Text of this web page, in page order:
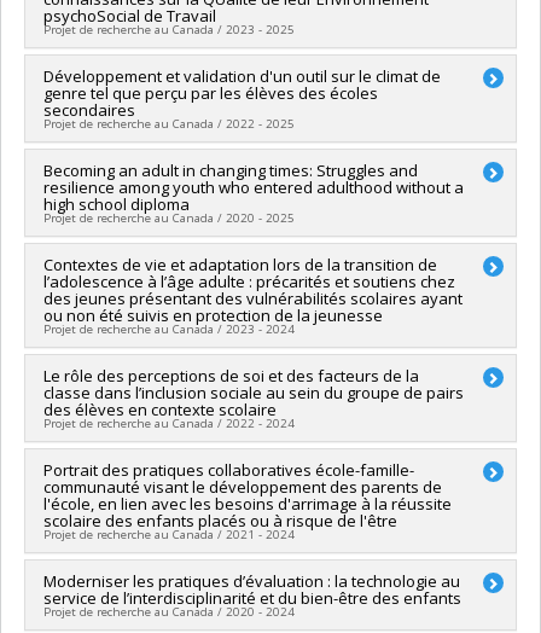
Jrène Rahm,Amélie Blanchet Garneau
Rosanne Blanchet
psychoSocial de Travail
Projet de recherche au Canada / 2023 - 2025
Lead researcher :Nancy Beauregard
Co-researchers :Isabelle Archambault,Katherine Frohlich
Véronique Dupéré,Sarah Fraser
Funding sources:CRSH/Conseil de recherches en sciences
humaines du Canada
Grant programs:PVXXXXXX-Subvention d'engagement
partenarial
Développement et validation d'un outil sur le climat de
genre tel que perçu par les élèves des écoles
secondaires
Projet de recherche au Canada / 2022 - 2025
Lead researcher :Isabelle Archambault
Co-researchers : Annie Pullen Sansfaçon
Funding sources:CRSH/Conseil de recherches en sciences
humaines du Canada
Grant programs: PV153480-Subventions de développement
Savoir
Becoming an adult in changing times: Struggles and
resilience among youth who entered adulthood without a
high school diploma
Projet de recherche au Canada / 2020 - 2025
Lead researcher :Véronique Dupéré
Co-researchers :Michel Janosz,Alain Marchand,Éric
Lacourse,Isabelle Archambault,Katherine Frohlich ,Nancy
Beauregard,Éric Dion, Anne-Sophie Denault
Funding sources:CRSH/Conseil de recherches en sciences
humaines du Canada
Grant programs:PVXXXXXX-Subvention Savoir
Contextes de vie et adaptation lors de la transition de
l’adolescence à l’âge adulte : précarités et soutiens chez
des jeunes présentant des vulnérabilités scolaires ayant
ou non été suivis en protection de la jeunesse
Projet de recherche au Canada / 2023 - 2024
Lead researcher :Kristel Tardif-Grenier
Co-researchers : Isabelle Archambault ,Véronique Dupéré
Sophie Tremblay-Hébert,Elizabeth Olivier
Funding sources:FRQSC/Fonds de recherche du Québec -
Société et culture (FQRSC)
Grant programs:PVXXXXXX-Soutien aux infrastructures de
rech. des instituts et des centres affiliés universitaires
Le rôle des perceptions de soi et des facteurs de la
classe dans l’inclusion sociale au sein du groupe de pairs
des élèves en contexte scolaire
Projet de recherche au Canada / 2022 - 2024
Lead researcher :Marie-Claude Salvas
Co-researchers : Isabelle Archambault,Elizabeth Olivier
Caterina Mamprin,Christelle Robert-Mazaye,Gabrielle
Garon-Carrier,Aude Vilatte
Funding sources:CRSH/Conseil de recherches en sciences
humaines du Canada
Grant programs:PV153480-Subventions de développement
Savoir
Portrait des pratiques collaboratives école-famille-
communauté visant le développement des parents de
l'école, en lien avec les besoins d'arrimage à la réussite
scolaire des enfants placés ou à risque de l'être
Projet de recherche au Canada / 2021 - 2024
Funding sources:FRQSC/Fonds de recherche du Québec -
Société et culture (FQRSC)
Grant programs:
Moderniser les pratiques d’évaluation : la technologie au
service de l’interdisciplinarité et du bien-être des enfants
Projet de recherche au Canada / 2020 - 2024